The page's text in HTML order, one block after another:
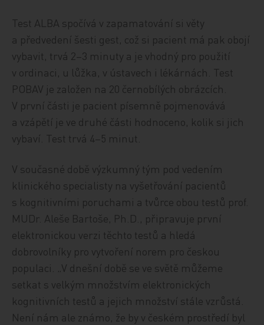
Test ALBA spočívá v zapamatování si věty
a předvedení šesti gest, což si pacient má pak obojí
vybavit, trvá 2–3 minuty a je vhodný pro použití
v ordinaci, u lůžka, v ústavech i lékárnách. Test
POBAV je založen na 20 černobílých obrázcích.
V první části je pacient písemně pojmenovává
a vzápětí je ve druhé části hodnoceno, kolik si jich
vybaví. Test trvá 4–5 minut.
V současné době výzkumný tým pod vedením
klinického specialisty na vyšetřování pacientů
s kognitivními poruchami a tvůrce obou testů prof.
MUDr. Aleše Bartoše, Ph.D., připravuje první
elektronickou verzi těchto testů a hledá
dobrovolníky pro vytvoření norem pro českou
populaci. „V dnešní době se ve světě můžeme
setkat s velkým množstvím elektronických
kognitivních testů a jejich množství stále vzrůstá.
Není nám ale známo, že by v českém prostředí byl